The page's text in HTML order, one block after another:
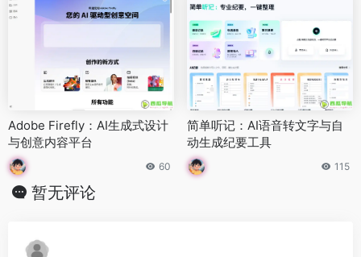
Adobe Firefly：AI生成式设计
与创意内容平台
60
简单听记：AI语音转文字与自
动生成纪要工具
115
暂无评论